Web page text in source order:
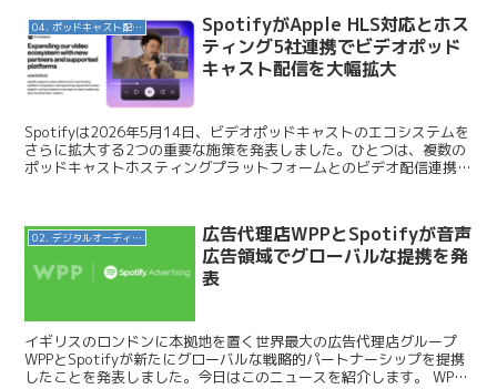
04. ポッドキャスト配信・制作等
SpotifyがApple HLS対応とホス
ティング5社連携でビデオポッド
キャスト配信を大幅拡大
Spotifyは2026年5月14日、ビデオポッドキャストのエコシステムを
さらに拡大する2つの重要な施策を発表しました。ひとつは、複数の
ポッドキャストホスティングプラットフォームとのビデオ配信連携の
02. デジタルオーディオ広告（音声広告）
広告代理店WPPとSpotifyが音声
広告領域でグローバルな提携を発
表
イギリスのロンドンに本拠地を置く世界最大の広告代理店グループ
WPPとSpotifyが新たにグローバルな戦略的パートナーシップを提携
したことを発表しました。今日はこのニュースを紹介します。 WPP